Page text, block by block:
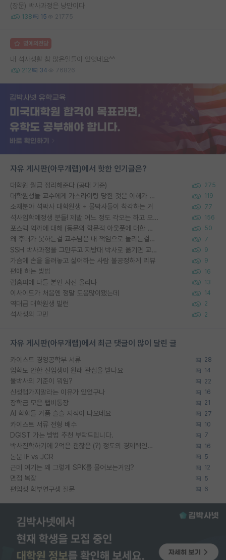
(장문) 박사과정은 낭만이다
138 15 21775
명예의전당
내 석사생활 참 많은일들이 있엇네요^^
212 34 76826
자유 게시판(아무개랩)에서 핫한 인기글은?
대학원 월급 정리해준다 (공대 기준) 275
대학원생들 교수에게 가스라이팅 당한 것은 이해가 갑니다. 안타깝네요. 119
소재분야 석박사 대학원생 + 물박사들이 착각하는 거 77
석사입학예정생 분들! 제발 어느 정도 각오는 하고 오세요. 156
포스텍 억까에 대해 (동문의 학문적 아웃풋에 대한 반박) 50
왜 후배가 못하는걸 교수님은 내 책임으로 돌리는걸까요? 7
SSH 박사과정을 그만두고 지방대 박사로 옮기면 교수의 꿈은 끝일까요? 9
가슴에 손을 올려놓고 싫어하는 사람 불공정하게 리뷰 9
편애 하는 방법 16
랩홈피에 다들 본인 사진 올리냐 13
이사이트가 처음엔 정말 도움많이됐는데 14
역대급 대학원생 빌런 2
석사생의 고민 2
자유 게시판(아무개랩)에서 최근 댓글이 많이 달린 글
카이스트 경영공학부 서류 28
입학도 안한 신입생이 원래 관심을 받나요 14
물박사의 기준이 뭐임? 22
신생랩가지말라는 이유가 있었구나 16
장학금 모은 랩비통장 21
AI 학회들 거품 슬슬 지적이 나오네요 27
카이스트 서류 전형 배수 10
DGIST 가는 방법 추천 부탁드립니다. 7
박사진학하기에 2억은 괜찮은 (?) 정도의 경제력인가요 16
논문 IF vs JCR 5
근데 여기는 왜 그렇게 SPK를 물어보는거임? 12
면접 복장 5
편입생 학부연구생 질문 6